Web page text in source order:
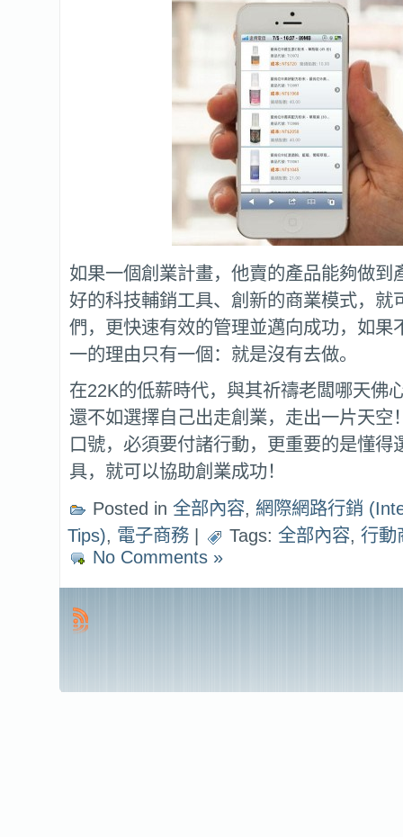
如果一個創業計畫，他賣的產品能夠做到
好的科技輔銷工具、創新的商業模式，就
們，更快速有效的管理並邁向成功，如果
一的理由只有一個：就是沒有去做。
在22K的低薪時代，與其祈禱老闆哪天佛
還不如選擇自己出走創業，走出一片天空
口號，必須要付諸行動，更重要的是懂得
具，就可以協助創業成功！
Posted in 全部內容, 網際網路行銷
Tips), 電子商務 Tags: 全部內容, 行動
No Comments »